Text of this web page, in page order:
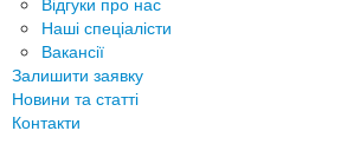
Наші спеціалісти
Вакансії
Залишити заявку
Новини та статті
Контакти